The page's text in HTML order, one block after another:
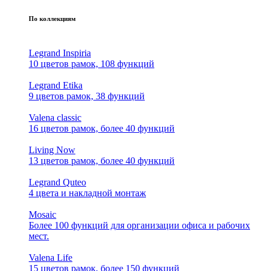
По коллекциям
Legrand Inspiria
10 цветов рамок, 108 функций
Legrand Etika
9 цветов рамок, 38 функций
Valena classic
16 цветов рамок, более 40 функций
Living Now
13 цветов рамок, более 40 функций
Legrand Quteo
4 цвета и накладной монтаж
Mosaic
Более 100 функций для организации офиса и рабочих
мест.
Valena Life
15 цветов рамок, более 150 функций